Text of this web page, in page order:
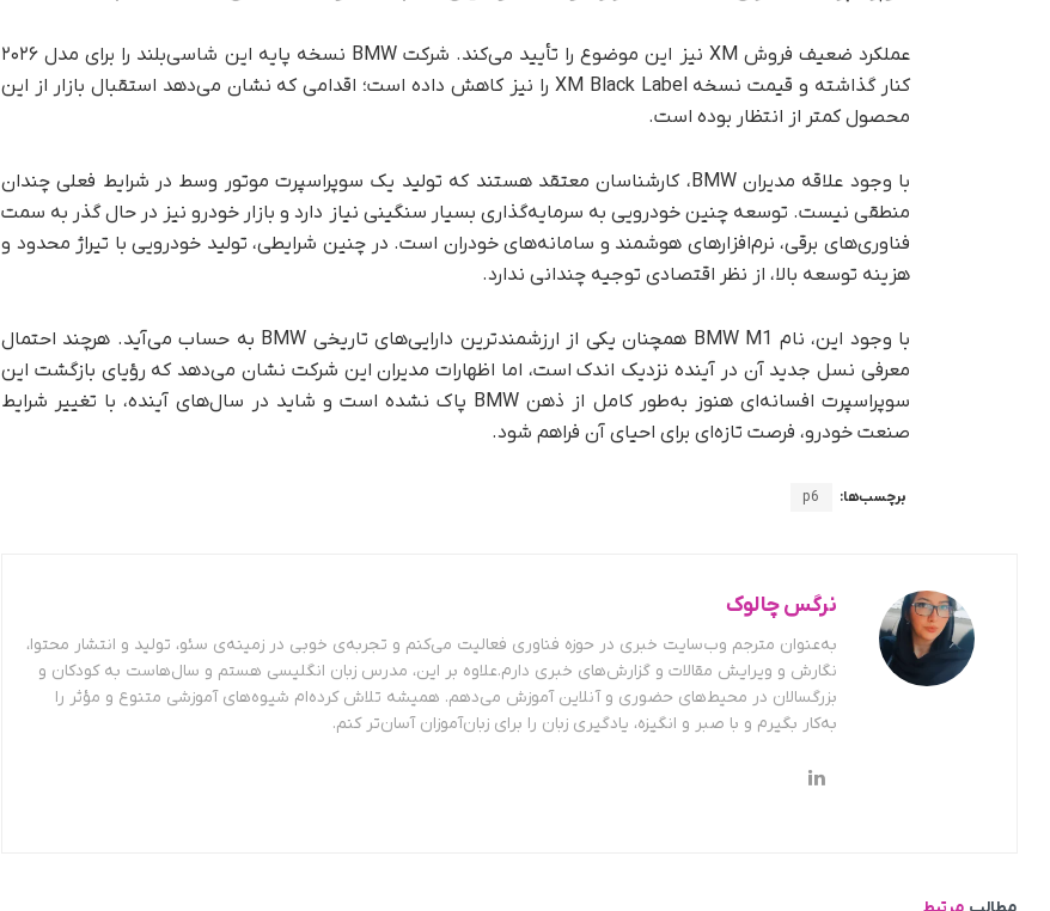
عملکرد ضعیف فروش XM نیز این موضوع را تأیید می‌کند. شرکت BMW نسخه پایه این شاسی‌بلند را برای مدل ۲۰۲۶
کنار گذاشته و قیمت نسخه XM Black Label را نیز کاهش داده است؛ اقدامی که نشان می‌دهد استقبال بازار از این
محصول کمتر از انتظار بوده است.
با وجود علاقه مدیران BMW، کارشناسان معتقد هستند که تولید یک سوپراسپرت موتور وسط در شرایط فعلی چندان
منطقی نیست. توسعه چنین خودرویی به سرمایه‌گذاری بسیار سنگینی نیاز دارد و بازار خودرو نیز در حال گذر به سمت
فناوری‌های برقی، نرم‌افزارهای هوشمند و سامانه‌های خودران است. در چنین شرایطی، تولید خودرویی با تیراژ محدود و
هزینه توسعه بالا، از نظر اقتصادی توجیه چندانی ندارد.
با وجود این، نام BMW M1 همچنان یکی از ارزشمندترین دارایی‌های تاریخی BMW به حساب می‌آید. هرچند احتمال
معرفی نسل جدید آن در آینده نزدیک اندک است، اما اظهارات مدیران این شرکت نشان می‌دهد که رؤیای بازگشت این
سوپراسپرت افسانه‌ای هنوز به‌طور کامل از ذهن BMW پاک نشده است و شاید در سال‌های آینده، با تغییر شرایط
صنعت خودرو، فرصت تازه‌ای برای احیای آن فراهم شود.
برچسب‌ها: p6
نرگس چالوک
به‌عنوان مترجم وب‌سایت خبری در حوزه فناوری فعالیت می‌کنم و تجربه‌ی خوبی در زمینه‌ی سئو، تولید و انتشار محتوا،
نگارش و ویرایش مقالات و گزارش‌های خبری دارم.علاوه بر این، مدرس زبان انگلیسی هستم و سال‌هاست به کودکان و
بزرگسالان در محیط‌های حضوری و آنلاین آموزش می‌دهم. همیشه تلاش کرده‌ام شیوه‌های آموزشی متنوع و مؤثر را
به‌کار بگیرم و با صبر و انگیزه، یادگیری زبان را برای زبان‌آموزان آسان‌تر کنم.